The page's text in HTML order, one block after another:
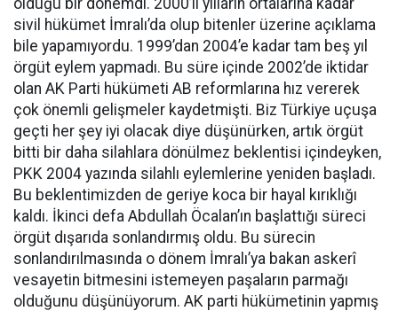
sivil hükümet İmralı’da olup bitenler üzerine açıklama
bile yapamıyordu. 1999’dan 2004’e kadar tam beş yıl
örgüt eylem yapmadı. Bu süre içinde 2002’de iktidar
olan AK Parti hükümeti AB reformlarına hız vererek
çok önemli gelişmeler kaydetmişti. Biz Türkiye uçuşa
geçti her şey iyi olacak diye düşünürken, artık örgüt
bitti bir daha silahlara dönülmez beklentisi içindeyken,
PKK 2004 yazında silahlı eylemlerine yeniden başladı.
Bu beklentimizden de geriye koca bir hayal kırıklığı
kaldı. İkinci defa Abdullah Öcalan’ın başlattığı süreci
örgüt dışarıda sonlandırmış oldu. Bu sürecin
sonlandırılmasında o dönem İmralı’ya bakan askerî
vesayetin bitmesini istemeyen paşaların parmağı
olduğunu düşünüyorum. AK parti hükümetinin yapmış